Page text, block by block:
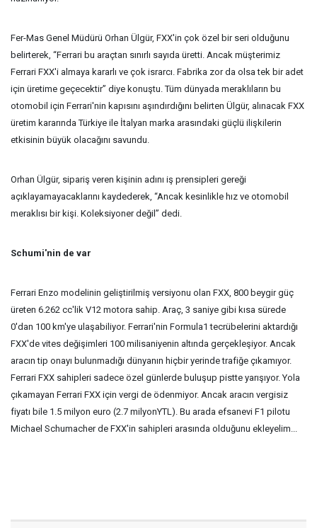
Fer-Mas Genel Müdürü Orhan Ülgür, FXX'in çok özel bir seri olduğunu
belirterek, “Ferrari bu araçtan sınırlı sayıda üretti. Ancak müşterimiz
Ferrari FXX'i almaya kararlı ve çok israrcı. Fabrika zor da olsa tek bir adet
için üretime geçecektir” diye konuştu. Tüm dünyada meraklıların bu
otomobil için Ferrari'nin kapısını aşındırdığını belirten Ülgür, alınacak FXX
üretim kararında Türkiye ile İtalyan marka arasındaki güçlü ilişkilerin
etkisinin büyük olacağını savundu.
Orhan Ülgür, sipariş veren kişinin adını iş prensipleri gereği
açıklayamayacaklarını kaydederek, “Ancak kesinlikle hız ve otomobil
meraklısı bir kişi. Koleksiyoner değil” dedi.
Schumi'nin de var
Ferrari Enzo modelinin geliştirilmiş versiyonu olan FXX, 800 beygir güç
üreten 6.262 cc'lik V12 motora sahip. Araç, 3 saniye gibi kısa sürede
0'dan 100 km'ye ulaşabiliyor. Ferrari'nin Formula1 tecrübelerini aktardığı
FXX'de vites değişimleri 100 milisaniyenin altında gerçekleşiyor. Ancak
aracın tip onayı bulunmadığı dünyanın hiçbir yerinde trafiğe çıkamıyor.
Ferrari FXX sahipleri sadece özel günlerde buluşup pistte yarışıyor. Yola
çıkamayan Ferrari FXX için vergi de ödenmiyor. Ancak aracın vergisiz
fiyatı bile 1.5 milyon euro (2.7 milyonYTL). Bu arada efsanevi F1 pilotu
Michael Schumacher de FXX'in sahipleri arasında olduğunu ekleyelim...